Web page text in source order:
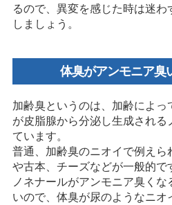
るので、異変を感じた時は迷わ
しましょう。
体臭がアンモニア臭
加齢臭というのは、加齢によっ
が皮脂腺から分泌し生成され
ています。
普通、加齢臭のニオイで例えら
や古本、チーズなどが一般的で
ノネナールがアンモニア臭く
いので、体臭が尿のようなニオ